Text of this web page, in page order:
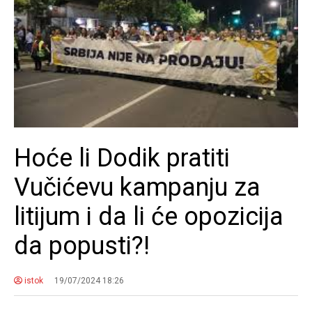
Hoće li Dodik pratiti
Vučićevu kampanju za
litijum i da li će opozicija
da popusti?!
istok 19/07/2024 18:26